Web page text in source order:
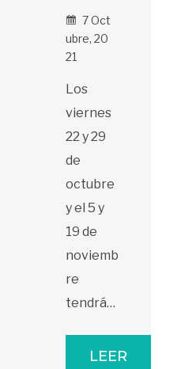
7 Oct
Ubre, 20
21
Los
viernes
22 y 29
de
octubre
y el 5 y
19 de
noviemb
re
tendrá…
LEER